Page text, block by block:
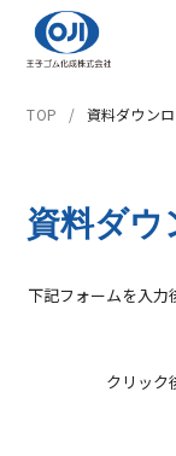
TOP 資料ダウン
資料ダウ
下記フォームを入力
クリック